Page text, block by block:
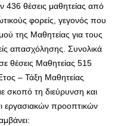
436 θέσεις μαθητείας από
φορείς, γεγονός που
της Μαθητείας για τους
απασχόλησης. Συνολικά
θέσεις Μαθητείας 515
– Τάξη Μαθητείας
σκοπό τη διεύρυνση και
εργασιακών προοπτικών